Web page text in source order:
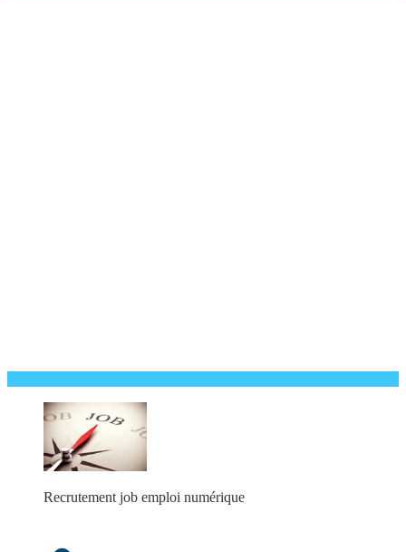
Recrutement job emploi numérique